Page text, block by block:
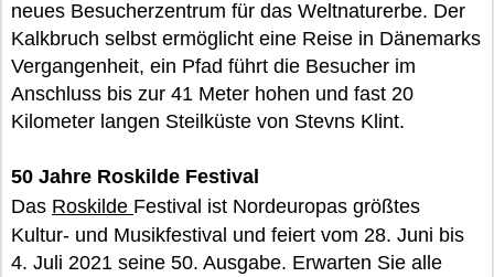
neues Besucherzentrum für das Weltnaturerbe. Der
Kalkbruch selbst ermöglicht eine Reise in Dänemarks
Vergangenheit, ein Pfad führt die Besucher im
Anschluss bis zur 41 Meter hohen und fast 20
Kilometer langen Steilküste von Stevns Klint.
50 Jahre Roskilde Festival
Das Roskilde Festival ist Nordeuropas größtes
Kultur- und Musikfestival und feiert vom 28. Juni bis
4. Juli 2021 seine 50. Ausgabe. Erwarten Sie alle